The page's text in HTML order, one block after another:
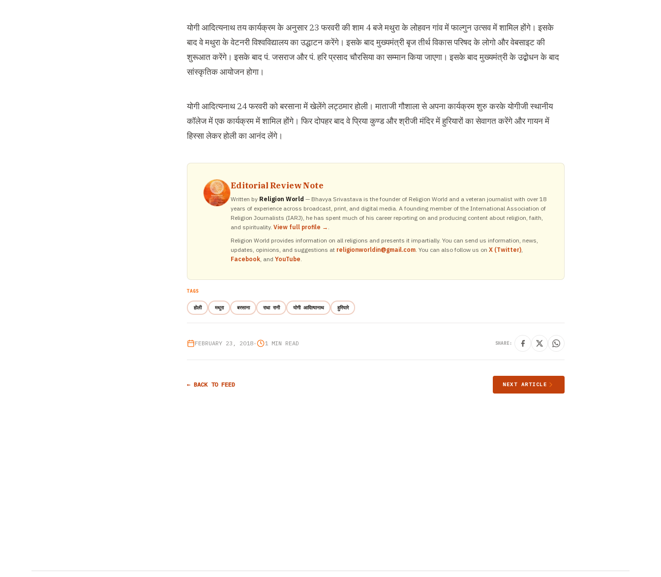
योगी आदित्यनाथ तय कार्यक्रम के अनुसार 23 फरवरी की शाम 4 बजे मथुरा के लोहवन गांव में फाल्गुन उत्सव में शामिल होंगे। इसके
बाद वे मथुरा के वेटनरी विश्वविद्यालय का उद्धाटन करेंगे। इसके बाद मुख्यमंत्री बृज तीर्थ विकास परिषद के लोगो और वेबसाइट की
शुरूआत करेंगे। इसके बाद पं. जसराज और पं. हरि प्रसाद चौरसिया का सम्मान किया जाएगा। इसके बाद मुख्यमंत्री के उद्बोधन के बाद
सांस्कृतिक आयोजन होगा।
योगी आदित्यनाथ 24 फरवरी को बरसाना में खेलेंगे लट्ठमार होली। माताजी गौशाला से अपना कार्यक्रम शुरु करके योगीजी स्थानीय
कॉलेज में एक कार्यक्रम में शामिल होंगे। फिर दोपहर बाद वे प्रिया कुण्ड और श्रीजी मंदिर में हुरियारों का सेवागत करेंगे और गायन में
हिस्सा लेकर होली का आनंद लेंगे।
Editorial Review Note
Written by Religion World — Bhavya Srivastava is the founder of Religion World and a veteran journalist with over 18
years of experience across broadcast, print, and digital media. A founding member of the International Association of
Religion Journalists (IARJ), he has spent much of his career reporting on and producing content about religion, faith,
and spirituality. View full profile → .
Religion World provides information on all religions and presents it impartially. You can send us information, news,
updates, opinions, and suggestions at religionworldin@gmail.com. You can also follow us on X (Twitter),
Facebook, and YouTube.
TAGS
होली मथुरा बरसाना राधा रानी योगी आदित्यानाथ हुरियारे
FEBRUARY 23, 2018• 1 MIN READ SHARE:
← BACK TO FEED NEXT ARTICLE